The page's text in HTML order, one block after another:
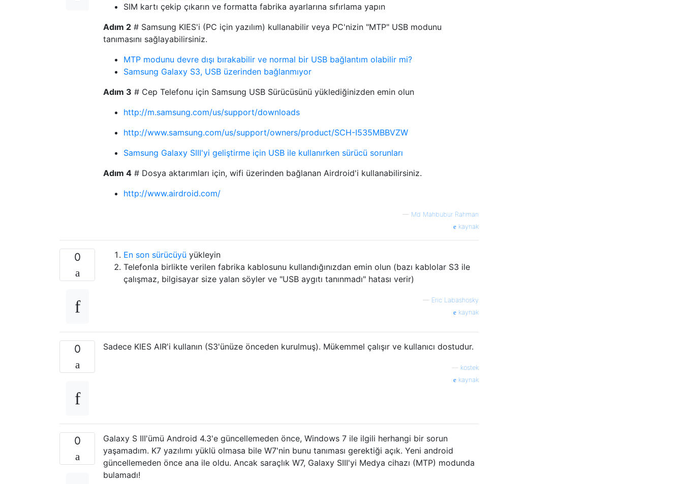
SIM kartı çekip çıkarın ve formatta fabrika ayarlarına sıfırlama yapın
Adım 2 # Samsung KIES'i (PC için yazılım) kullanabilir veya PC'nizin "MTP" USB modunu
tanımasını sağlayabilirsiniz.
MTP modunu devre dışı bırakabilir ve normal bir USB bağlantım olabilir mi?
Samsung Galaxy S3, USB üzerinden bağlanmıyor
Adım 3 # Cep Telefonu için Samsung USB Sürücüsünü yüklediğinizden emin olun
http://m.samsung.com/us/support/downloads
http://www.samsung.com/us/support/owners/product/SCH-I535MBBVZW
Samsung Galaxy SIII'yi geliştirme için USB ile kullanırken sürücü sorunları
Adım 4 # Dosya aktarımları için, wifi üzerinden bağlanan Airdroid'i kullanabilirsiniz.
http://www.airdroid.com/
— Md Mahbubur Rahman
kaynak
0 En son sürücüyü yükleyin
Telefonla birlikte verilen fabrika kablosunu kullandığınızdan emin olun (bazı kablolar S3 ile
çalışmaz, bilgisayar size yalan söyler ve "USB aygıtı tanınmadı" hatası verir)
— Eric Labashosky
kaynak
0 Sadece KIES AIR'i kullanın (S3'ünüze önceden kurulmuş). Mükemmel çalışır ve kullanıcı dostudur.
köstek
kaynak
0
Galaxy S III'ümü Android 4.3'e güncellemeden önce, Windows 7 ile ilgili herhangi bir sorun
yaşamadım. K7 yazılımı yüklü olmasa bile W7'nin bunu tanıması gerektiği açık. Yeni android
güncellemeden önce ana ile oldu. Ancak saraçlık W7, Galaxy SIII'yi Medya cihazı (MTP) modunda
bulamadı!